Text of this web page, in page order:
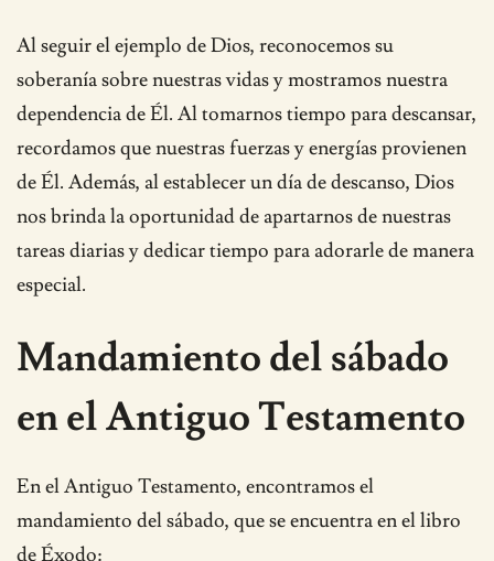
Al seguir el ejemplo de Dios, reconocemos su
soberanía sobre nuestras vidas y mostramos nuestra
dependencia de Él. Al tomarnos tiempo para descansar,
recordamos que nuestras fuerzas y energías provienen
de Él. Además, al establecer un día de descanso, Dios
nos brinda la oportunidad de apartarnos de nuestras
tareas diarias y dedicar tiempo para adorarle de manera
especial.
Mandamiento del sábado
en el Antiguo Testamento
En el Antiguo Testamento, encontramos el
mandamiento del sábado, que se encuentra en el libro
de Éxodo: